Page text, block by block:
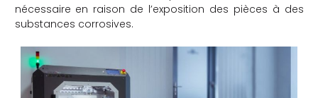
nécessaire en raison de l’exposition des pièces à des
substances corrosives.